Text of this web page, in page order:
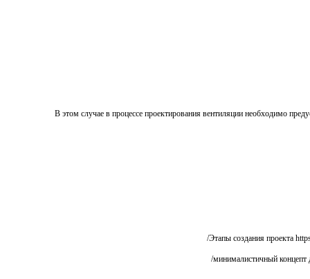
В этом случае в процессе проектирования вентиляции необходимо
Этапы создания проекта
минималистичный концепт